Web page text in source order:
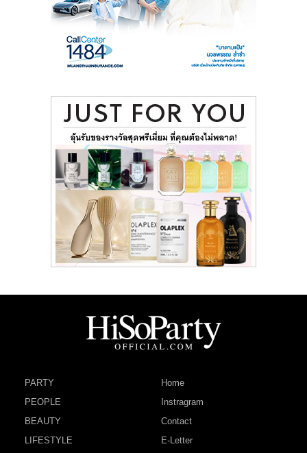
PARTY
PEOPLE
BEAUTY
LIFESTYLE
Home
Instragram
Contact
E-Letter